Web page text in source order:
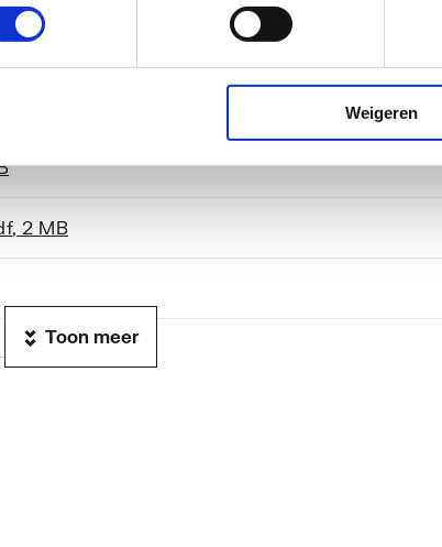
Weigeren
Greep
1/2"
1/2"
Inbouwdeel + afbouwdeel
Messing
Toon meer
, 2 MB
MB
Toon meer